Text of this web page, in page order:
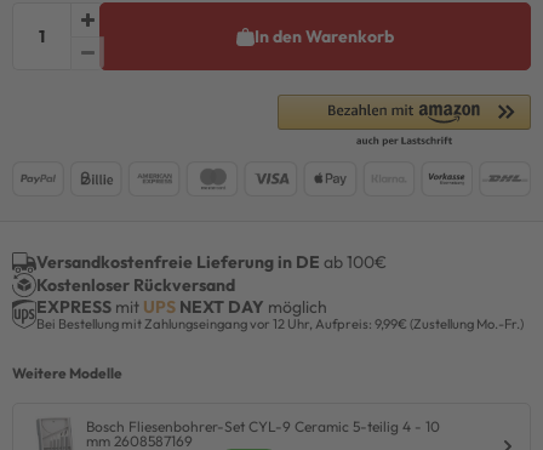
In den Warenkorb
Versandkostenfreie Lieferung in DE ab 100€
Kostenloser Rückversand
EXPRESS mit UPS NEXT DAY möglich
Bei Bestellung mit Zahlungseingang vor 12 Uhr, Aufpreis: 9,99€ (Zustellung Mo.-Fr.)
Weitere Modelle
Bosch Fliesenbohrer-Set CYL-9 Ceramic 5-teilig 4 - 10
mm 2608587169